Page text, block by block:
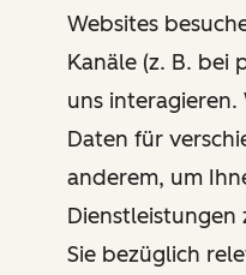
Websites
Kanäle (z. B. bei
uns
Daten für
anderem, um
Dienstleistungen
Sie bezüglich